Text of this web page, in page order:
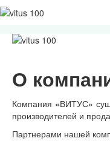
О
Компания «ВИТУС»
производителей и
Партнерами нашей